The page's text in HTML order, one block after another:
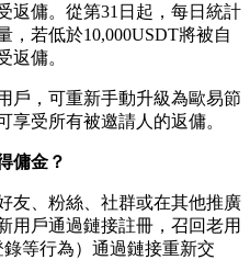
返傭。從第31日起，每日統計
，若低於10,000USDT將被自
返傭。
戶，可重新手動升級為歐易節
享受所有被邀請人的返傭。
傭金？
友、粉絲、社群或在其他推廣
用戶通過鏈接註冊，召回老用
等行為）通過鏈接重新交